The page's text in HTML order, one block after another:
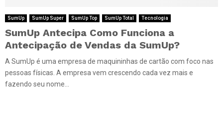
SumUp SumUp Super SumUp Top SumUp Total Tecnologia
SumUp Antecipa Como Funciona a
Antecipação de Vendas da SumUp?
A SumUp é uma empresa de maquininhas de cartão com foco nas
pessoas físicas. A empresa vem crescendo cada vez mais e
fazendo seu nome...